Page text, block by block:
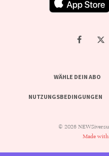
WÄHLE DEIN ABO
NUTZUNGSBEDINGUNGEN
© 2026
Made